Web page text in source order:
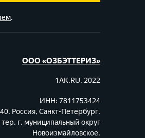
.
ООО «ОЗБЭТТЕРИЗ»
1AK.RU, 2022
ИНН: 7811753424
Россия, Санкт-Петербург,
тер. г. муниципальный округ
Новоизмайловское,